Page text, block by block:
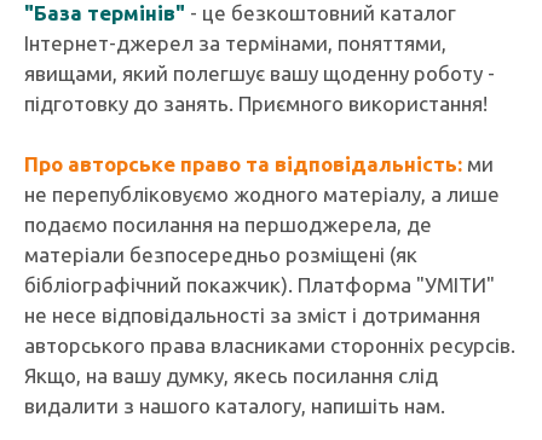
"База термінів" - це безкоштовний каталог
Інтернет-джерел за термінами, поняттями,
явищами, який полегшує вашу щоденну роботу -
підготовку до занять. Приємного використання!
Про авторське право та відповідальність: ми
не перепубліковуємо жодного матеріалу, а лише
подаємо посилання на першоджерела, де
матеріали безпосередньо розміщені (як
бібліографічний покажчик). Платформа "УМІТИ"
не несе відповідальності за зміст і дотримання
авторського права власниками сторонніх ресурсів.
Якщо, на вашу думку, якесь посилання слід
видалити з нашого каталогу, напишіть нам.